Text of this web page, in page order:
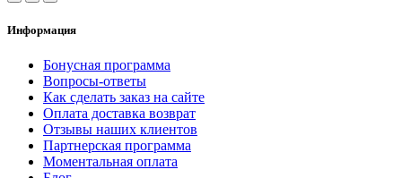
Информация
Бонусная программа
Вопросы-ответы
Как сделать заказ на сайте
Оплата доставка возврат
Отзывы наших клиентов
Партнерская программа
Моментальная оплата